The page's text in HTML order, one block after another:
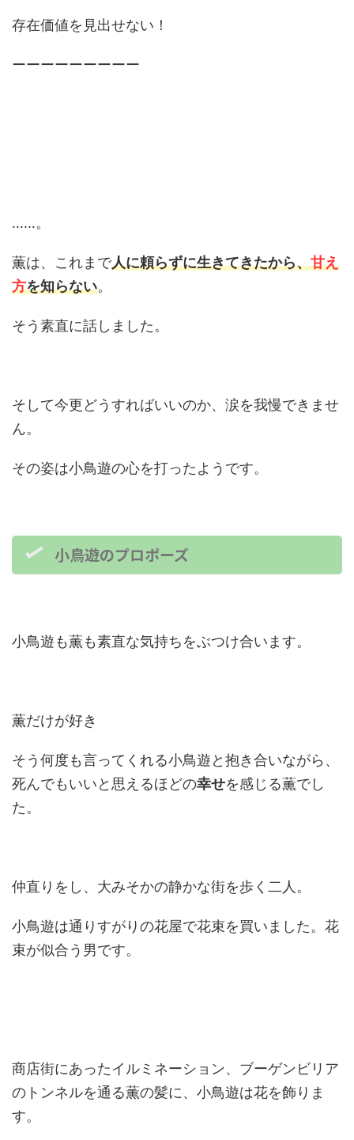
存在価値を見出せない！
ーーーーーーーーー
……。
薫は、これまで人に頼らずに生きてきたから、甘え
方を知らない。
そう素直に話しました。
そして今更どうすればいいのか、涙を我慢できませ
ん。
その姿は小鳥遊の心を打ったようです。
小鳥遊のプロポーズ
小鳥遊も薫も素直な気持ちをぶつけ合います。
薫だけが好き
そう何度も言ってくれる小鳥遊と抱き合いながら、
死んでもいいと思えるほどの幸せを感じる薫でし
た。
仲直りをし、大みそかの静かな街を歩く二人。
小鳥遊は通りすがりの花屋で花束を買いました。花
束が似合う男です。
商店街にあったイルミネーション、ブーゲンビリア
のトンネルを通る薫の髪に、小鳥遊は花を飾りま
す。